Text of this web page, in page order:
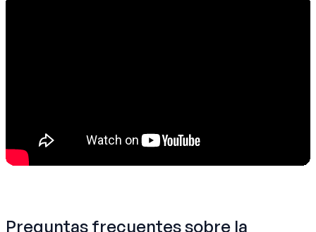
Preguntas frecuentes sobre la